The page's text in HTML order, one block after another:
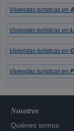
Viviendas turísticas en
Viviendas turísticas en
Viviendas turísticas en
Viviendas turísticas en
Nosotros
Quiénes somos